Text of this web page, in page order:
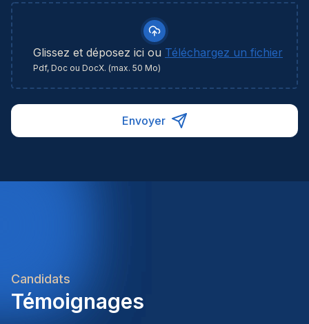
Glissez et déposez ici ou Téléchargez un fichier
Pdf, Doc ou DocX. (max. 50 Mo)
Envoyer
Candidats
Témoignages